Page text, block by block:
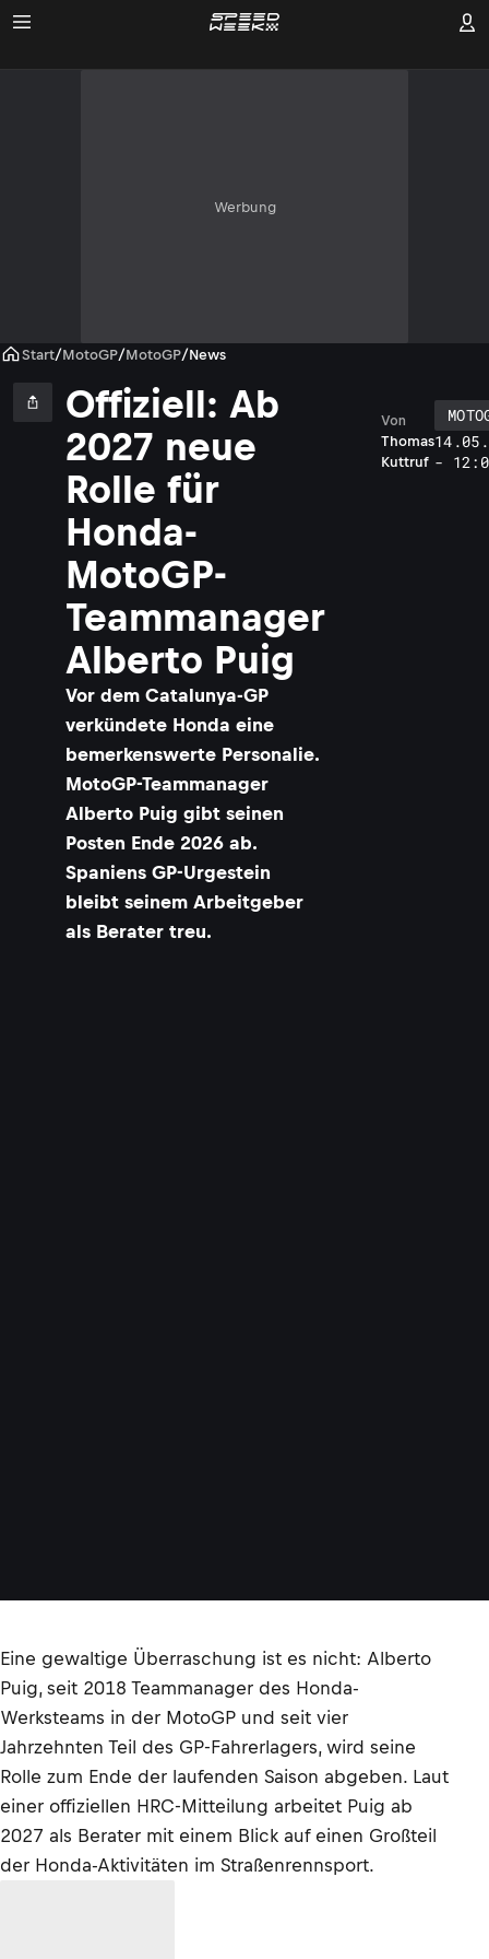
Werbung
Start/MotoGP/MotoGP/News
Offiziell: Ab
2027 neue
Rolle für
Honda-
MotoGP-
Teammanager
Alberto Puig
Vor dem Catalunya-GP
verkündete Honda eine
bemerkenswerte Personalie.
MotoGP-Teammanager
Alberto Puig gibt seinen
Posten Ende 2026 ab.
Spaniens GP-Urgestein
bleibt seinem Arbeitgeber
als Berater treu.
Thomas
Kuttruf
Von
-
Eine gewaltige Überraschung ist es nicht: Alberto
Puig, seit 2018 Teammanager des Honda-
Werksteams in der MotoGP und seit vier
Jahrzehnten Teil des GP-Fahrerlagers, wird seine
Rolle zum Ende der laufenden Saison abgeben. Laut
einer offiziellen HRC-Mitteilung arbeitet Puig ab
2027 als Berater mit einem Blick auf einen Großteil
der Honda-Aktivitäten im Straßenrennsport.